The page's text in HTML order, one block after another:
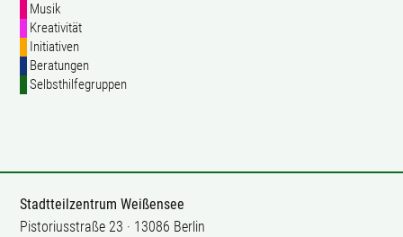
Musik
Kreativität
Initiativen
Beratungen
Selbsthilfegruppen
Stadtteilzentrum Weißensee
Pistoriusstraße 23 · 13086 Berlin